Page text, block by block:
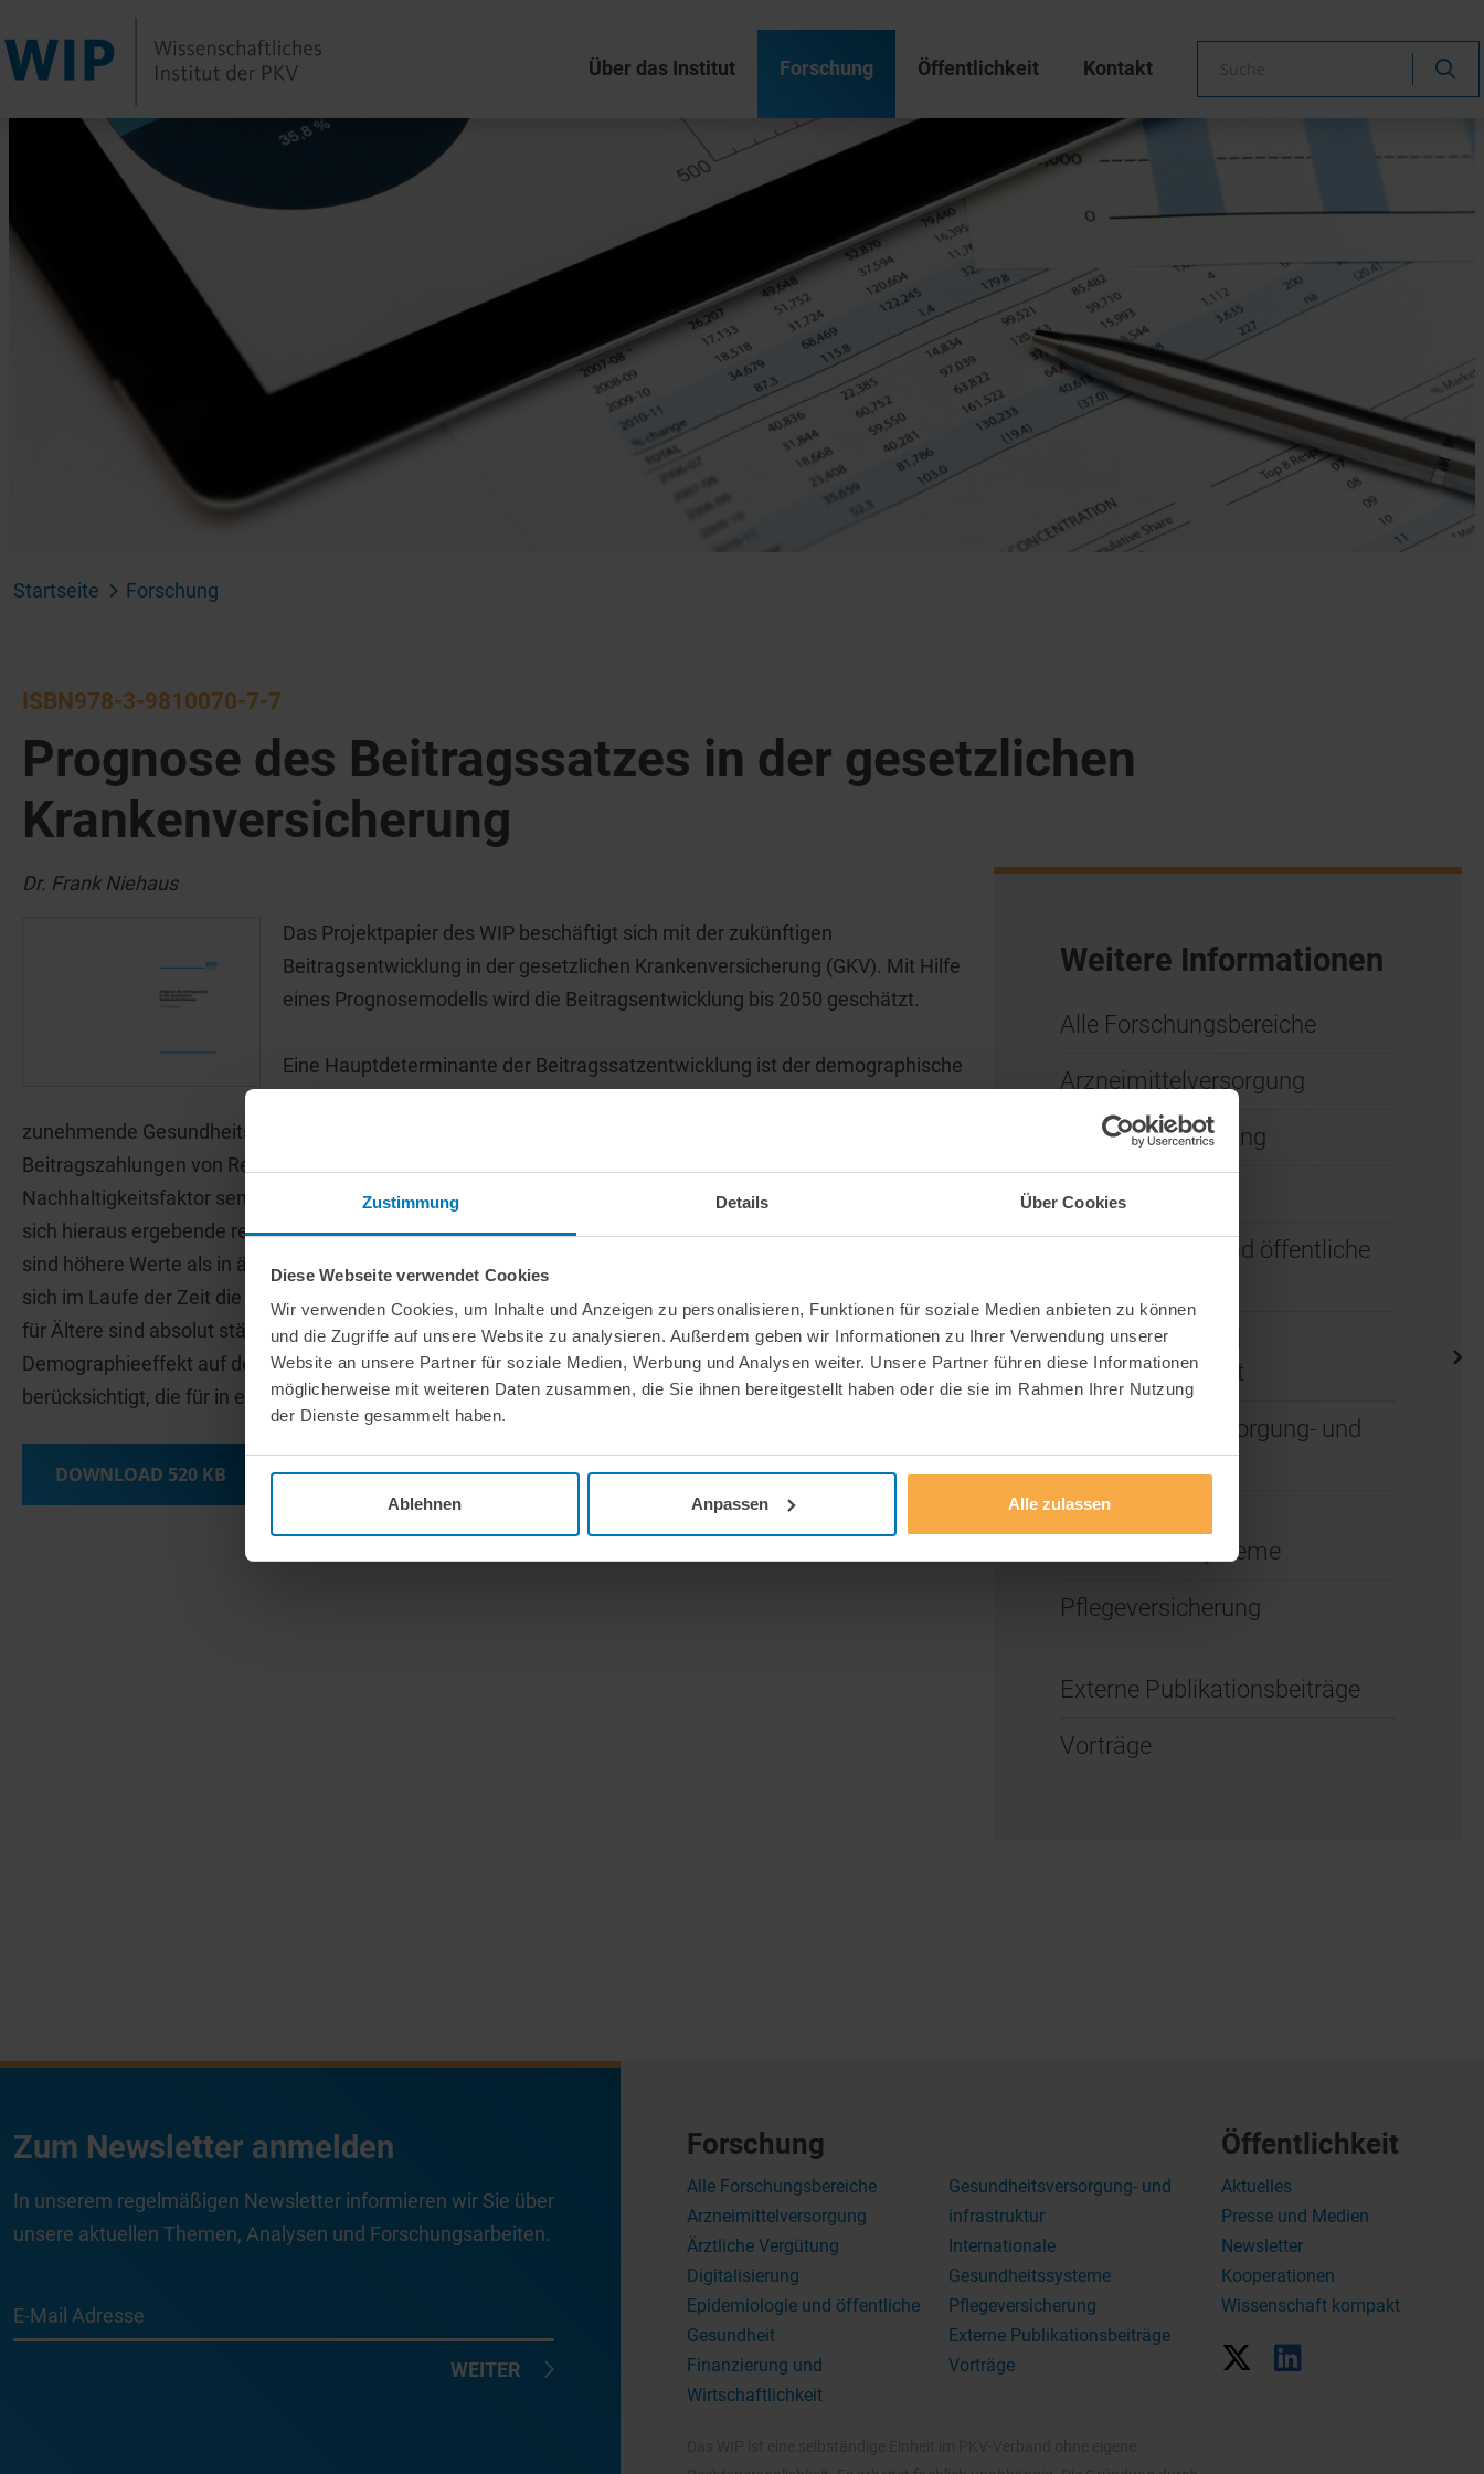
Zustimmung Details Über Cookies
Diese Webseite verwendet Cookies
Wir verwenden Cookies, um Inhalte und Anzeigen zu personalisieren, Funktionen für soziale Medien anbieten zu können
und die Zugriffe auf unsere Website zu analysieren. Außerdem geben wir Informationen zu Ihrer Verwendung unserer
Website an unsere Partner für soziale Medien, Werbung und Analysen weiter. Unsere Partner führen diese Informationen
möglicherweise mit weiteren Daten zusammen, die Sie ihnen bereitgestellt haben oder die sie im Rahmen Ihrer Nutzung
der Dienste gesammelt haben.
Ablehnen Anpassen Alle zulassen
Über das Institut Forschung Öffentlichkeit Kontakt
Startseite Forschung
Prognose des Beitragssatzes in der gesetzlichen
Krankenversicherung
ISBN978-3-9810070-7-7
Dr. Frank Niehaus
Das Projektpapier des WIP beschäftigt sich mit der zukünftigen
Beitragsentwicklung in der gesetzlichen Krankenversicherung (GKV). Mit Hilfe
eines Prognosemodells wird die Beitragsentwicklung bis 2050 geschätzt.
Eine Hauptdeterminante der Beitragssatzentwicklung ist der demographische
zunehmende Gesundheitsleistungen im Alter) als auch bei den Einnahmen (durch im Schnitt geringere
Beitragszahlungen von Rentnern als von Mitgliedern) bemerkbar. Zusätzlich wirkt er durch den
Nachhaltigkeitsfaktor senkend auf die Renten und vergrößert damit den Effekt auf der Einnahmenseite. Der
sich hieraus ergebende reine Demographieeffekt macht bis 2050 ca. 4 bis 5 Beitragssatzpunkte aus. Dies
sind höhere Werte als in älteren Prognosen. Die Ursachen für die Abweichungen sind darin zu finden, dass
sich im Laufe der Zeit die Ausgabenprofile in Abhängigkeit des Lebensalters versteilert haben. Die Ausgaben
für Ältere sind absolut stärker gestiegen als diejenigen für Jüngere. Damit verstärkt sich der
Demographieeffekt auf der Ausgabenseite mit den Jahren. Zusätzlich wird die Wirkung der Rentenformel mit
berücksichtigt, die für in etwa einen zusätzlichen Beitragspunkt verantwortlich ist.
DOWNLOAD 520 KB
Weitere Informationen
Alle Forschungsbereiche
Arzneimittelversorgung
Ärztliche Vergütung
Digitalisierung
Epidemiologie und öffentliche
Finanzierung und
Wirtschaftlichkeit
Gesundheitsversorgung- und
infrastruktur
Internationale
Gesundheitssysteme
Pflegeversicherung
Externe Publikationsbeiträge
Vorträge
Zum Newsletter anmelden
In unserem regelmäßigen Newsletter informieren wir Sie über
unsere aktuellen Themen, Analysen und Forschungsarbeiten.
E-Mail Adresse
WEITER
Forschung
Alle Forschungsbereiche
Arzneimittelversorgung
Ärztliche Vergütung
Digitalisierung
Epidemiologie und öffentliche
Gesundheit
Finanzierung und
Wirtschaftlichkeit
Gesundheitsversorgung- und
infrastruktur
Internationale
Gesundheitssysteme
Pflegeversicherung
Externe Publikationsbeiträge
Vorträge
Öffentlichkeit
Aktuelles
Presse und Medien
Newsletter
Kooperationen
Wissenschaft kompakt